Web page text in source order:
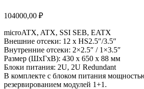
104000,00 ₽
microATX, ATX, SSI SEB, EATX
Внешние отсеки: 12 x HS2.5″/3.5″
Внутренние отсеки: 2×2.5″ / 1×3.5″
Размер (ШхГхВ): 430 x 650 x 88 мм
Блоки питания: 2U, 2U Redundant
В комплекте с блоком питания
резервированием модулей 1+1.